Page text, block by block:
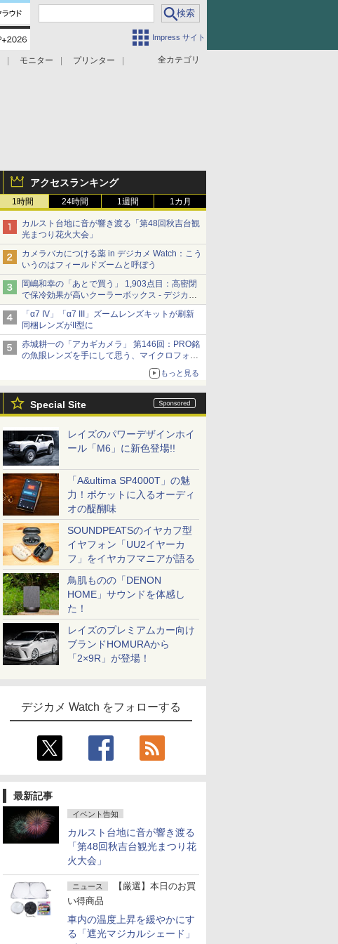
Impress サイト
全カテゴリ
モニター
プリンター
アクセスランキング
1時間 24時間 1週間 1カ月
カルスト台地に音が響き渡る「第48回秋吉台観
光まつり花火大会」
カメラバカにつける薬 in デジカメ Watch：こう
いうのはフィールドズームと呼ぼう
岡嶋和幸の「あとで買う」 1,903点目：高密閉
で保冷効果が高いクーラーボックス - デジカメ
Watch
「α7 IV」「α7 III」ズームレンズキットが刷新
同梱レンズがII型に
赤城耕一の「アカギカメラ」 第146回：PRO銘
の魚眼レンズを手にして思う、マイクロフォー
もっと見る
Special Site
レイズのパワーデザインホイ
ール「M6」に新色登場!!
「A&ultima SP4000T」の魅
力！ポケットに入るオーディ
オの醍醐味
SOUNDPEATSのイヤカフ型
イヤフォン「UU2イヤーカ
フ」をイヤカフマニアが語る
鳥肌ものの「DENON
HOME」サウンドを体感し
た！
レイズのプレミアムカー向け
ブランドHOMURAから
「2×9R」が登場！
デジカメ Watch をフォローする
最新記事
イベント告知
カルスト台地に音が響き渡る
「第48回秋吉台観光まつり花
火大会」
ニュース
【厳選】本日のお買
い得商品
車内の温度上昇を緩やかにす
る「遮光マジカルシェード」